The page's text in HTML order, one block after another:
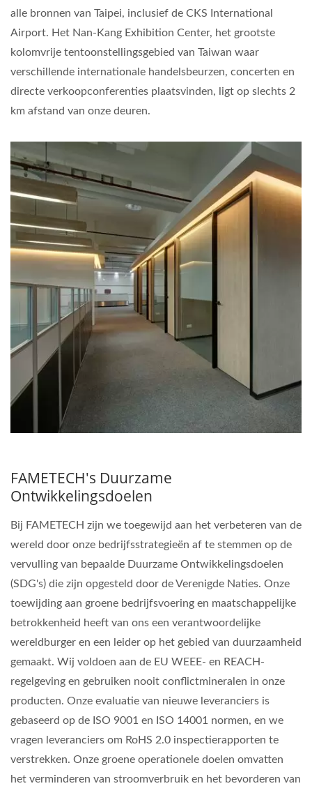
alle bronnen van Taipei, inclusief de CKS International
Airport. Het Nan-Kang Exhibition Center, het grootste
kolomvrije tentoonstellingsgebied van Taiwan waar
verschillende internationale handelsbeurzen, concerten en
directe verkoopconferenties plaatsvinden, ligt op slechts 2
km afstand van onze deuren.
FAMETECH's Duurzame
Ontwikkelingsdoelen
Bij FAMETECH zijn we toegewijd aan het verbeteren van de
wereld door onze bedrijfsstrategieën af te stemmen op de
vervulling van bepaalde Duurzame Ontwikkelingsdoelen
(SDG's) die zijn opgesteld door de Verenigde Naties. Onze
toewijding aan groene bedrijfsvoering en maatschappelijke
betrokkenheid heeft van ons een verantwoordelijke
wereldburger en een leider op het gebied van duurzaamheid
gemaakt. Wij voldoen aan de EU WEEE- en REACH-
regelgeving en gebruiken nooit conflictmineralen in onze
producten. Onze evaluatie van nieuwe leveranciers is
gebaseerd op de ISO 9001 en ISO 14001 normen, en we
vragen leveranciers om RoHS 2.0 inspectierapporten te
verstrekken. Onze groene operationele doelen omvatten
het verminderen van stroomverbruik en het bevorderen van